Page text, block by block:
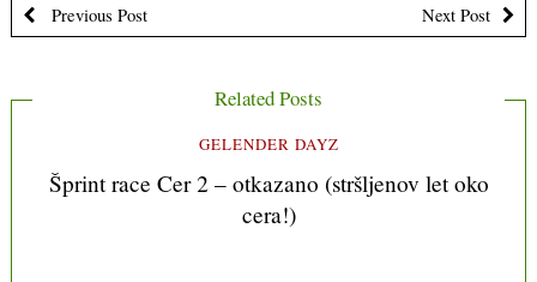
Previous Post Next Post
Related Posts
GELENDER DAYZ
Šprint race Cer 2 – otkazano (stršljenov let oko
cera!)